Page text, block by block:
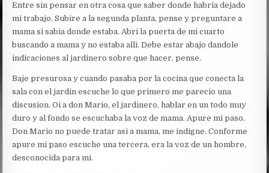
Entre sin pensar en otra cosa que saber donde habria dejado
mi trabajo. Subire a la segunda planta, pense y preguntare a
mama si sabia donde estaba. Abri la puerta de mi cuarto
buscando a mama y no estaba alli. Debe estar abajo dandole
indicaciones al jardinero sobre que hacer, pense.
Baje presurosa y cuando pasaba por la cocina que conecta la
sala con el jardin escuche lo que primero me parecio una
discusion. Oi a don Mario, el jardinero, hablar en un todo muy
duro y al fondo se escuchaba la voz de mama. Apure mi paso.
Don Mario no puede tratar asi a mama, me indigne. Conforme
apure mi paso escuche una tercera, era la voz de un hombre,
desconocida para mi.